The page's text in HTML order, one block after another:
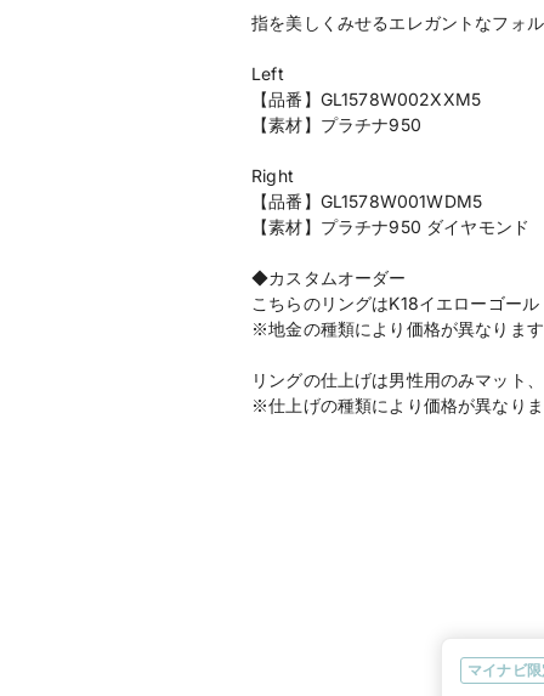
指を美しくみせるエレガントなフォ
Left
【品番】GL1578W002XXM5
【素材】プラチナ950
Right
【品番】GL1578W001WDM5
【素材】プラチナ950 ダイヤモンド
◆カスタムオーダー
こちらのリングはK18イエローゴー
※地金の種類により価格が異なりま
リングの仕上げは男性用のみマット
※仕上げの種類により価格が異なり
マイナビ